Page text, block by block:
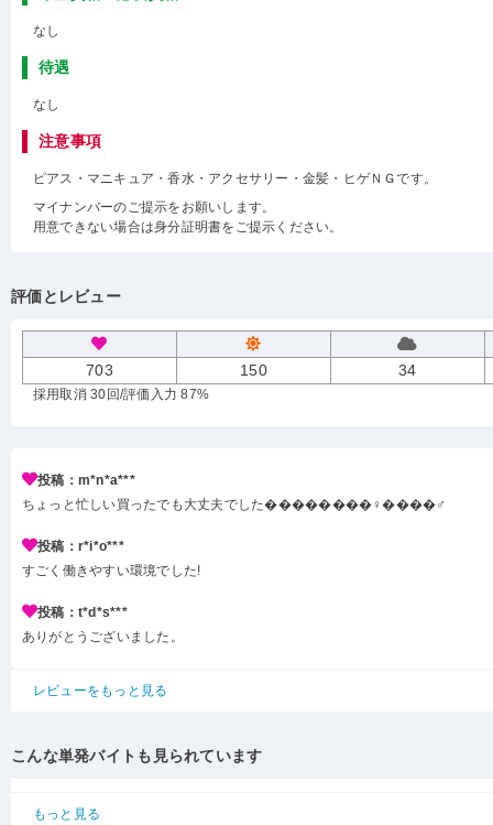
なし
待遇
なし
注意事項
ピアス・マニキュア・香水・アクセサリー・金髪・ヒゲＮＧです。
マイナンバーのご提示をお願いします。
用意できない場合は身分証明書をご提示ください。
評価とレビュー
703 150 34
採用取消 30回/評価入力 87%
投稿：m*n*a***
ちょっと忙しい買ったでも大丈夫でした��������‍♀️����‍♂️
投稿：r*i*o***
すごく働きやすい環境でした!
投稿：t*d*s***
ありがとうございました。
レビューをもっと見る
こんな単発バイトも見られています
もっと見る